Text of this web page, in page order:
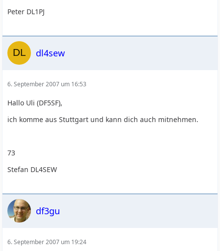
Peter DL1PJ
dl4sew
6. September 2007 um 16:53
Hallo Uli (DF5SF),
ich komme aus Stuttgart und kann dich auch mitnehmen.
73
Stefan DL4SEW
df3gu
6. September 2007 um 19:24